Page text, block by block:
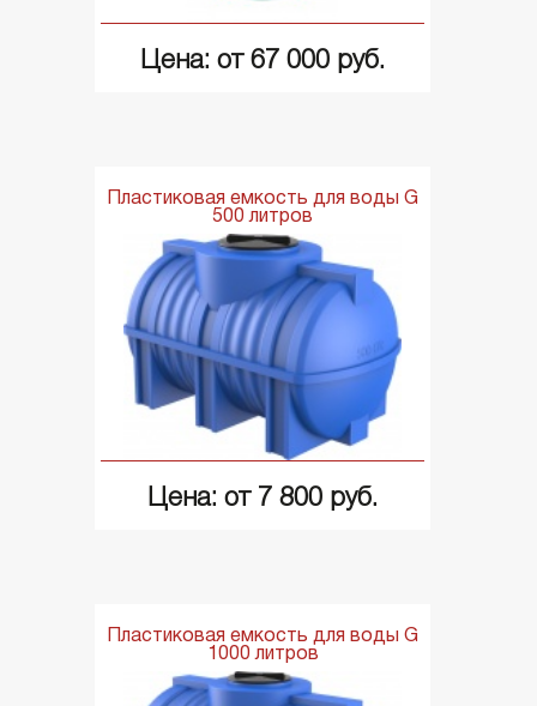
Цена: от 67 000 руб.
Пластиковая емкость для воды G
500 литров
Цена: от 7 800 руб.
Пластиковая емкость для воды G
1000 литров